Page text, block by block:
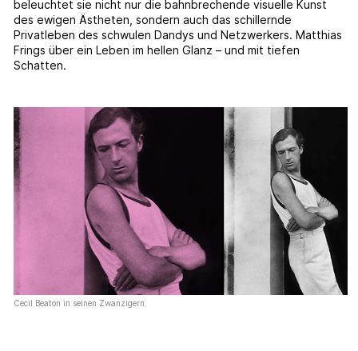
beleuchtet sie nicht nur die bahnbrechende visuelle Kunst
des ewigen Ästheten, sondern auch das schillernde
Privatleben des schwulen Dandys und Netzwerkers. Matthias
Frings über ein Leben im hellen Glanz – und mit tiefen
Schatten.
Cecil Beaton in seinen Zwanzigern.